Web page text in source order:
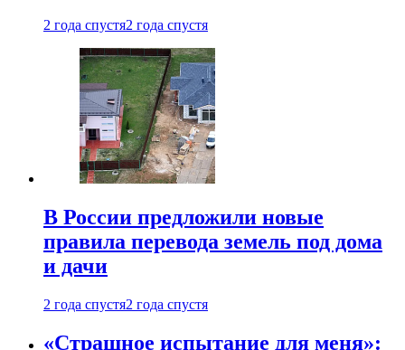
2 года спустя2 года спустя
В России предложили новые
правила перевода земель под дома
и дачи
2 года спустя2 года спустя
«Страшное испытание для меня»: